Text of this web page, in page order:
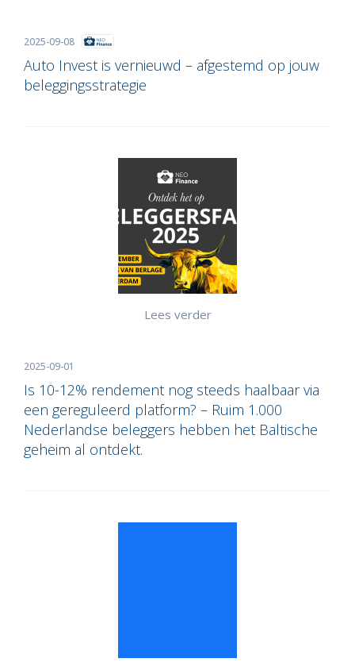
2025-09-08
Auto Invest is vernieuwd – afgestemd op jouw
beleggingsstrategie
2025-09-01
Is 10-12% rendement nog steeds haalbaar via
een gereguleerd platform? – Ruim 1.000
Nederlandse beleggers hebben het Baltische
geheim al ontdekt.
Lees verder